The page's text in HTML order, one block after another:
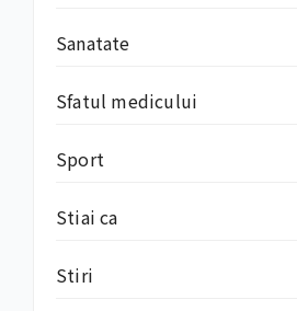
Sanatate
Sfatul medicului
Sport
Stiai ca
Stiri